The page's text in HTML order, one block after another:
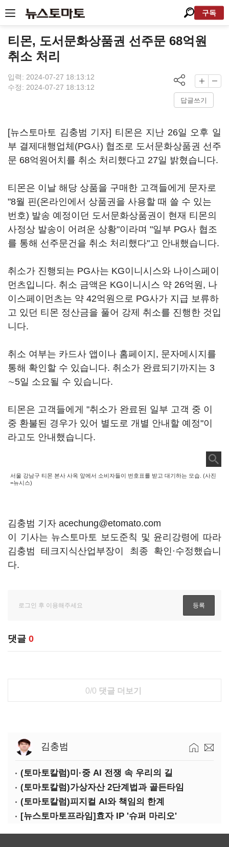
구독
티몬, 도서문화상품권 선주문 68억원
취소 처리
입력: 2024-07-27 18:13:12
수정: 2024-07-27 18:13:12
답글쓰기
[뉴스토마토 김충범 기자] 티몬은 지난 26일 오후 일
부 결제대행업체(PG사) 협조로 도서문화상품권 선주
문 68억원어치를 취소 처리했다고 27일 밝혔습니다.
티몬은 이날 해당 상품을 구매한 고객들에게 문자로
"8월 핀(온라인에서 상품권을 사용할 때 쓸 수 있는
번호) 발송 예정이던 도서문화상품권이 현재 티몬의
사정상 발송이 어려운 상황"이라며 "일부 PG사 협조
를 통해 선주문건을 취소 처리했다"고 안내했습니다.
취소가 진행되는 PG사는 KG이니시스와 나이스페이
먼츠입니다. 취소 금액은 KG이니시스 약 26억원, 나
이스페이먼츠는 약 42억원으로 PG사가 지급 보류하
고 있던 티몬 정산금을 풀어 강제 취소를 진행한 것입
니다.
취소 여부는 카드사 앱이나 홈페이지, 문자메시지를
통해 확인할 수 있습니다. 취소가 완료되기까지는 3
∼5일 소요될 수 있습니다.
티몬은 고객들에게 "취소가 완료된 일부 고객 중 이
중 환불된 경우가 있어 별도로 개별 안내할 예정"이
라고도 안내했습니다.
서울 강남구 티몬 본사 사옥 앞에서 소비자들이 번호표를 받고 대기하는 모습. (사진
=뉴시스)
김충범 기자 acechung@etomato.com
이 기사는 뉴스토마토 보도준칙 및 윤리강령에 따라
김충범 테크지식산업부장이 최종 확인·수정했습니
다.
댓글 0
0/0 댓글 더보기
김충범
(토마토칼럼)미·중 AI 전쟁 속 우리의 길
(토마토칼럼)가상자산 2단계법과 골든타임
(토마토칼럼)피지컬 AI와 책임의 한계
[뉴스토마토프라임]효자 IP '슈퍼 마리오'